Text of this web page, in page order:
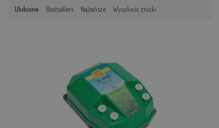
Ulubione Bestsellers Najtańsze Wysokość zniżki